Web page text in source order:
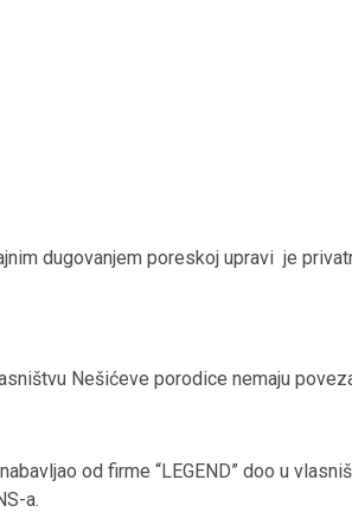
dugovanjem poreskoj upravi je
Nešićeve porodice nemaju
od firme “LEGEND” doo u
a.